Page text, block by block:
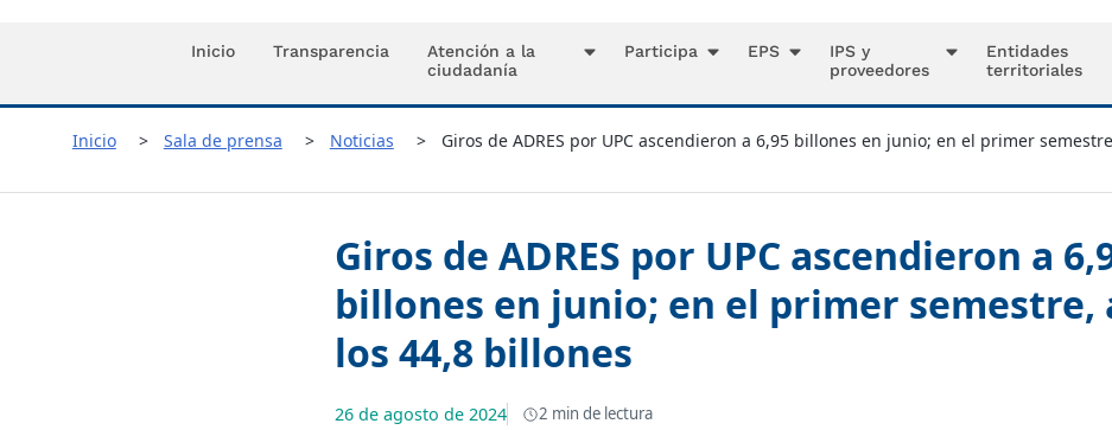
Inicio Transparencia
Atención a la
ciudadanía
Participa EPS
IPS y
proveedores
Entidades
territoriales
Inicio Sala de prensa Noticias Giros de ADRES por UPC ascendieron a 6,95 billones en junio; en el primer
Giros de ADRES por UPC ascendieron a
billones en junio; en el primer semestre,
los 44,8 billones
26 de agosto de 2024 2 min de lectura